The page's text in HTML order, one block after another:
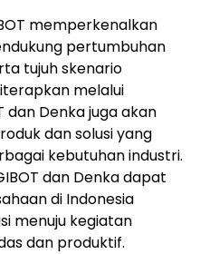
memperkenalkan
pertumbuhan
tujuh skenario
melalui
dan Denka juga akan
dan solusi yang
kebutuhan industri.
dan Denka dapat
di Indonesia
menuju kegiatan
dan produktif.